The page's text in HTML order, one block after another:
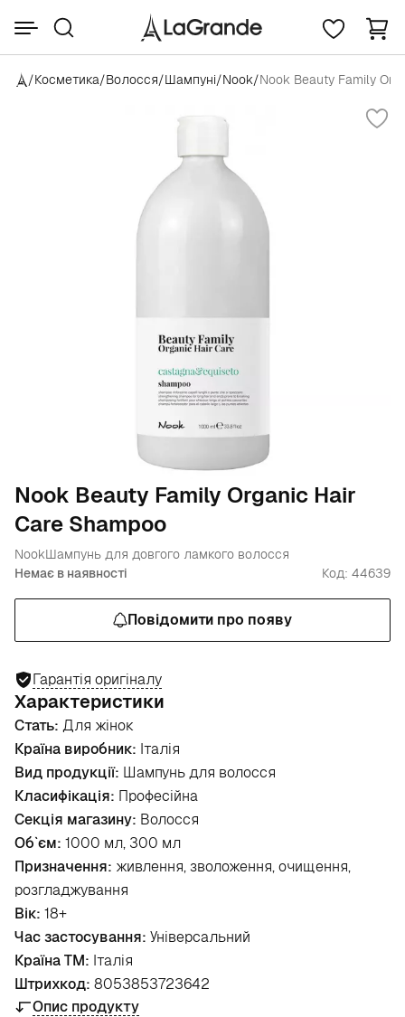
/Косметика/Волосся/Шампуні/Nook/Nook Beauty Family
Nook Beauty Family Organic Hair
Care Shampoo
NookШампунь для довгого ламкого волосся
Немає в наявності
Код: 44639
Повідомити про появу
Гарантія оригіналу
Характеристики
Стать: Для жінок
Країна виробник: Італія
Вид продукції: Шампунь для волосся
Класифікація: Професійна
Секція магазину: Волосся
Об`єм: 1000 мл, 300 мл
Призначення: живлення, зволоження, очищення,
розгладжування
Вік: 18+
Час застосування: Універсальний
Країна ТМ: Італія
Штрихкод: 8053853723642
Опис продукту